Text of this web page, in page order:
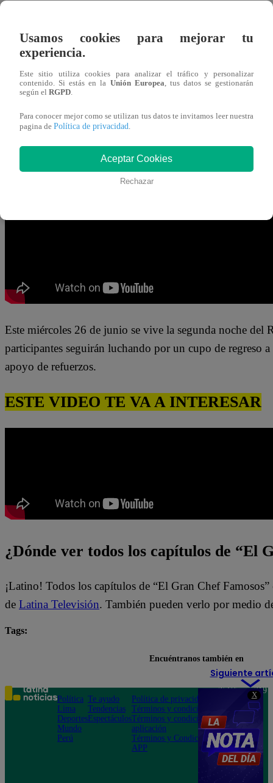
X
“perjudicó”.
TE PUEDE INTERESAR | El Gran Chef
Cint G, Karina y Yaco regresaron por su
El actor aceptó desde el inicio que NO sabía cocinar,
En ese instante de caos, Arianna soltó un chiste:
Este miércoles 26 de junio se vive la segunda noche del
participantes seguirán luchando por un cupo de regreso
apoyo de refuerzos.
ESTE VIDEO TE VA A INTERESAR
¿Dónde ver todos los capítulos de “El
¡Latino! Todos los capítulos de “El Gran Chef
de Latina Televisión. También pueden verlo por medio
Tags:
Siguiente
Usamos cookies para mejorar tu
experiencia.
Este sitio utiliza cookies para analizar el tráfico y personalizar
contenido. Si estás en la Unión Europea, tus datos se gestionarán
según el RGPD.
Para conocer mejor como se utilizan tus datos te invitamos leer nuestra
pagina de Política de privacidad.
Aceptar Cookies
Rechazar
Encuéntranos también en
Política
Lima
Deportes
Mundo
Perú
Te ayudo
Tendencias
Espectáculos
Política de privacidad
Términos y condiciones
Términos y condiciones
aplicación
Términos y Condiciones
APP
Teléfono: 219
Av. San
Felipe 968
Jesús María